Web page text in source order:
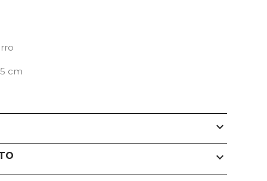
cm
expand_more
expand_more